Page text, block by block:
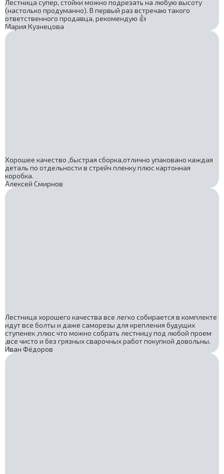
Лестница супер, стойки можно подрезать на любую высоту
(настолько продуманно). В первый раз встречаю такого
ответственного продавца, рекомендую 👍
Мария Кузнецова
Хорошее качество ,быстрая сборка,отлично упаковано каждая
деталь по отдельности в стрейч пленку плюс картонная
коробка.
Алексей Смирнов
Лестница хорошего качества все легко собирается в комплекте
идут все болты и даже саморезы для крепления будущих
ступенек ,плюс что можно собрать лестницу под любой проем
,все чисто и без грязных сварочных работ покупкой довольны.
Иван Фёдоров